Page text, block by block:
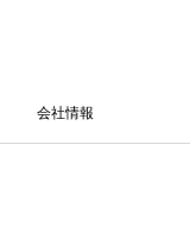
会社情報